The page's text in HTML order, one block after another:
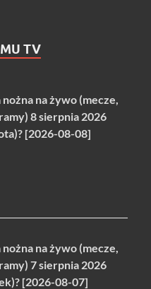
TV
nożna na żywo (mecze,
8 sierpnia 2026
[2026-08-08]
nożna na żywo (mecze,
7 sierpnia 2026
[2026-08-07]